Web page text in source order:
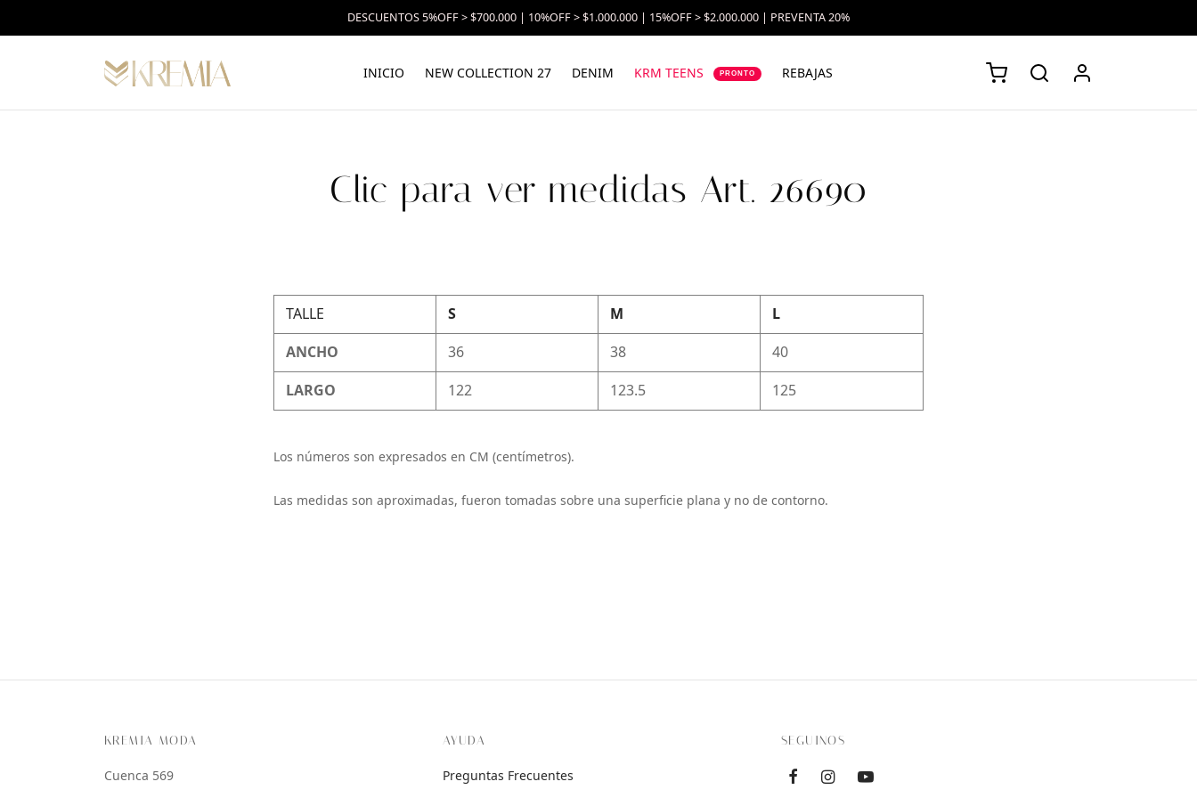
DESCUENTOS 5%OFF > $700.000 | 10%OFF > $1.000.000 | 15%OFF > $2.000.000 | PREVENTA 20%
INICIO NEW COLLECTION 27 DENIM KRM TEENS PRONTO REBAJAS
Clic para ver medidas Art. 26690
TALLE S M
L
ANCHO
36 38
40
LARGO
122 123.5 125
Los números son expresados en CM (centímetros).
Las medidas son aproximadas, fueron tomadas sobre una superficie plana y no de contorno.
KREMIA MODA
Cuenca 569
AYUDA
Preguntas Frecuentes
SEGUINOS